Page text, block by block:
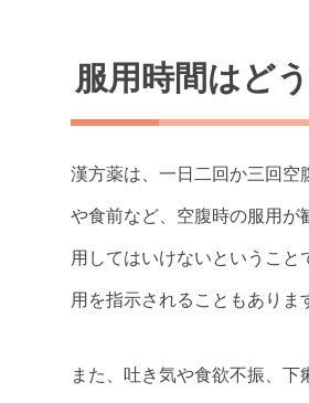
服用時間はど
漢方薬は、一日二回か三回空
や食前など、空腹時の服用が
用してはいけないというこ
用を指示されることもありま
また、吐き気や食欲不振、